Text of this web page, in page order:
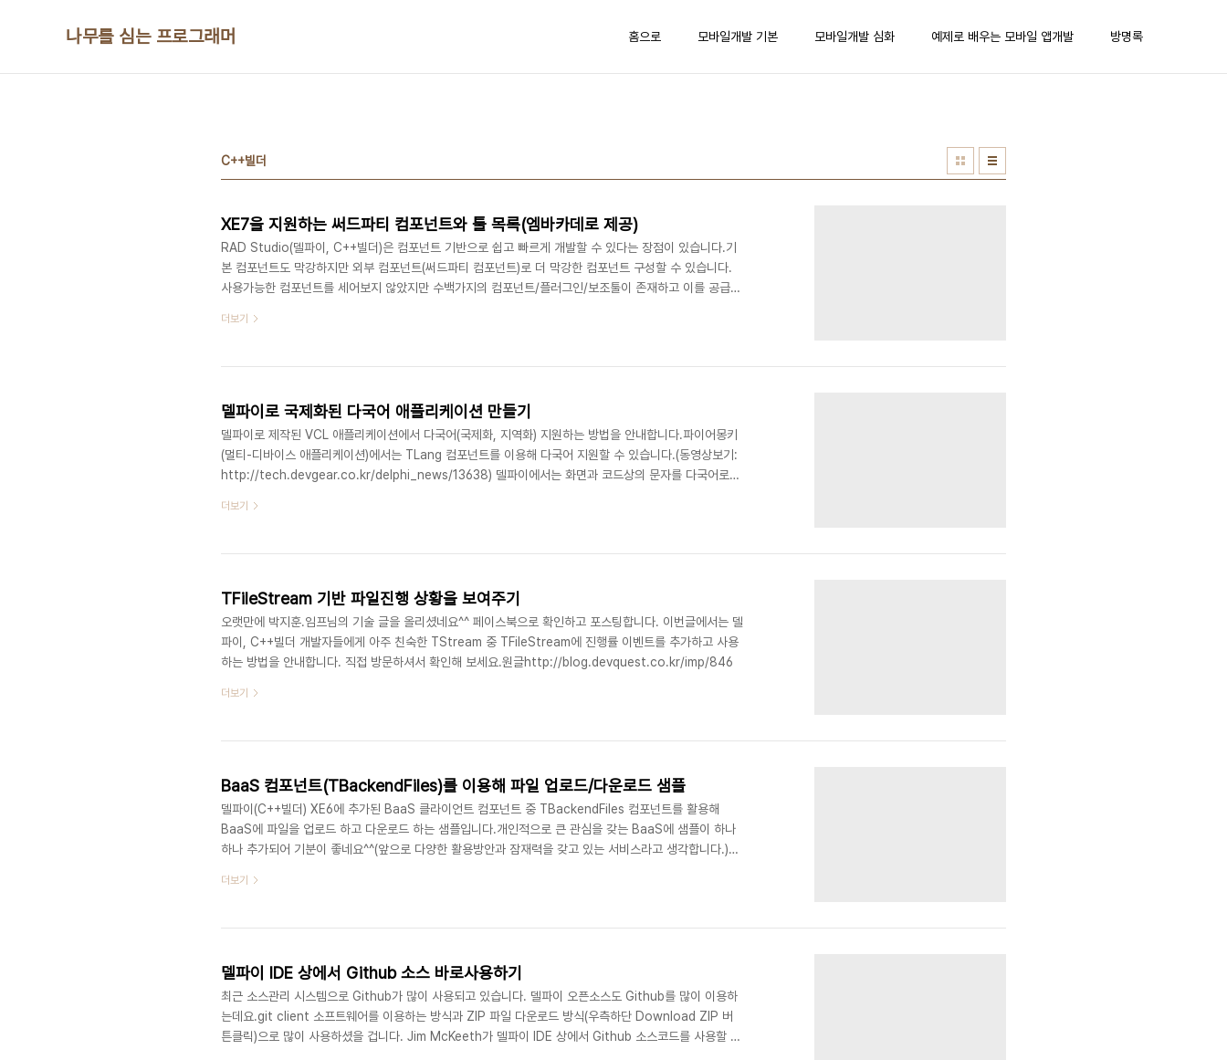
나무를 심는 프로그래머 홈으로 모바일개발 기본 모바일개발 심화 예제로 배우는 모바일 앱개발 방명록
C++빌더
XE7을 지원하는 써드파티 컴포넌트와 툴 목록(엠바카데로 제공)
RAD Studio(델파이, C++빌더)은 컴포넌트 기반으로 쉽고 빠르게 개발할 수 있다는 장점이 있습니다.기
본 컴포넌트도 막강하지만 외부 컴포넌트(써드파티 컴포넌트)로 더 막강한 컴포넌트 구성할 수 있습니다.
사용가능한 컴포넌트를 세어보지 않았지만 수백가지의 컴포넌트/플러그인/보조툴이 존재하고 이를 공급하
컴포넌트와 툴을 잘 정리한 페이지가 있어 소개해 드립니다. 해당 페이지에서 필요한 컴포넌트를 찾아보시
http://www.embarcadero.com/products/rad-studio/supporting-partners..
더보기
델파이로 국제화된 다국어 애플리케이션 만들기
델파이로 제작된 VCL 애플리케이션에서 다국어(국제화, 지역화) 지원하는 방법을 안내합니다.파이어몽키
(멀티-디바이스 애플리케이션)에서는 TLang 컴포넌트를 이용해 다국어 지원할 수 있습니다.(동영상보기:
http://tech.devgear.co.kr/delphi_news/13638) 델파이에서는 화면과 코드상의 문자를 다국어로
언어 추가화면의 문자열 다국어 처리코드의 문자열 다국어 처리다국어 지원할 언어 추가델파이에서 여러분
Languages > Add 메뉴를 클릭하고, 여러분의 어플리케이션에서 제공할..
더보기
TFileStream 기반 파일진행 상황을 보여주기
오랫만에 박지훈.임프님의 기술 글을 올리셨네요^^ 페이스북으로 확인하고 포스팅합니다. 이번글에서는 델
파이, C++빌더 개발자들에게 아주 친숙한 TStream 중 TFileStream에 진행률 이벤트를 추가하고 사용
하는 방법을 안내합니다. 직접 방문하셔서 확인해 보세요.원글http://blog.devquest.co.kr/imp/846
더보기
BaaS 컴포넌트(TBackendFiles)를 이용해 파일 업로드/다운로드 샘플
델파이(C++빌더) XE6에 추가된 BaaS 클라이언트 컴포넌트 중 TBackendFiles 컴포넌트를 활용해
BaaS에 파일을 업로드 하고 다운로드 하는 샘플입니다.개인적으로 큰 관심을 갖는 BaaS에 샘플이 하나
하나 추가되어 기분이 좋네요^^(앞으로 다양한 활용방안과 잠재력을 갖고 있는 서비스라고 생각합니다.)
XE6http://blogs.embarcadero.com/sarinadupont/2014/06/20/uploading-images-to-
APN, 푸시알림 가능)
더보기
델파이 IDE 상에서 Github 소스 바로사용하기
최근 소스관리 시스템으로 Github가 많이 사용되고 있습니다. 델파이 오픈소스도 Github를 많이 이용하
는데요.git client 소프트웨어를 이용하는 방식과 ZIP 파일 다운로드 방식(우측하단 Download ZIP 버
튼클릭)으로 많이 사용하셨을 겁니다. Jim McKeeth가 델파이 IDE 상에서 Github 소스코드를 사용할 수